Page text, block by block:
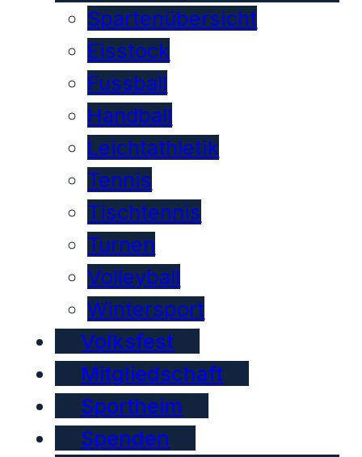
Spartenübersicht
Eisstock
Fussball
Handball
Leichtathletik
Tennis
Tischtennis
Turnen
Volleyball
Wintersport
Volksfest
Mitgliedschaft
Sportheim
Spenden